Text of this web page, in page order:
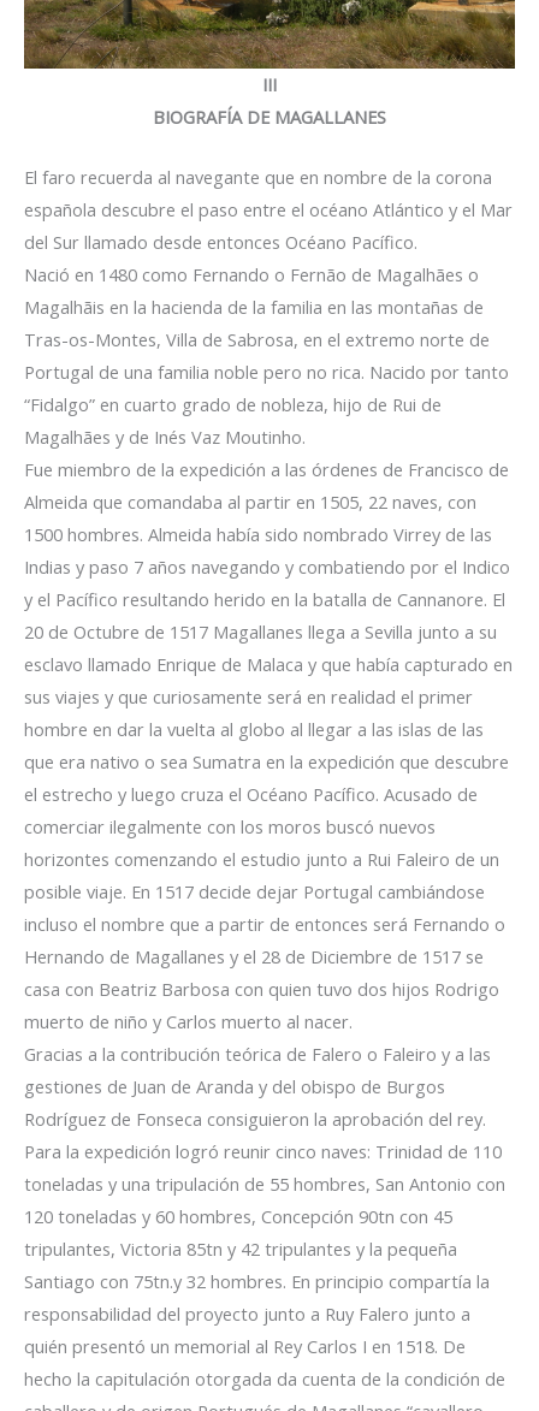
III
BIOGRAFÍA DE MAGALLANES
El faro recuerda al navegante que en nombre de la corona
española descubre el paso entre el océano Atlántico y el Mar
del Sur llamado desde entonces Océano Pacífico.
Nació en 1480 como Fernando o Fernão de Magalhães o
Magalhãis en la hacienda de la familia en las montañas de
Tras-os-Montes, Villa de Sabrosa, en el extremo norte de
Portugal de una familia noble pero no rica. Nacido por tanto
“Fidalgo” en cuarto grado de nobleza, hijo de Rui de
Magalhães y de Inés Vaz Moutinho.
Fue miembro de la expedición a las órdenes de Francisco de
Almeida que comandaba al partir en 1505, 22 naves, con
1500 hombres. Almeida había sido nombrado Virrey de las
Indias y paso 7 años navegando y combatiendo por el Indico
y el Pacífico resultando herido en la batalla de Cannanore. El
20 de Octubre de 1517 Magallanes llega a Sevilla junto a su
esclavo llamado Enrique de Malaca y que había capturado en
sus viajes y que curiosamente será en realidad el primer
hombre en dar la vuelta al globo al llegar a las islas de las
que era nativo o sea Sumatra en la expedición que descubre
el estrecho y luego cruza el Océano Pacífico. Acusado de
comerciar ilegalmente con los moros buscó nuevos
horizontes comenzando el estudio junto a Rui Faleiro de un
posible viaje. En 1517 decide dejar Portugal cambiándose
incluso el nombre que a partir de entonces será Fernando o
Hernando de Magallanes y el 28 de Diciembre de 1517 se
casa con Beatriz Barbosa con quien tuvo dos hijos Rodrigo
muerto de niño y Carlos muerto al nacer.
Gracias a la contribución teórica de Falero o Faleiro y a las
gestiones de Juan de Aranda y del obispo de Burgos
Rodríguez de Fonseca consiguieron la aprobación del rey.
Para la expedición logró reunir cinco naves: Trinidad de 110
toneladas y una tripulación de 55 hombres, San Antonio con
120 toneladas y 60 hombres, Concepción 90tn con 45
tripulantes, Victoria 85tn y 42 tripulantes y la pequeña
Santiago con 75tn.y 32 hombres. En principio compartía la
responsabilidad del proyecto junto a Ruy Falero junto a
quién presentó un memorial al Rey Carlos I en 1518. De
hecho la capitulación otorgada da cuenta de la condición de